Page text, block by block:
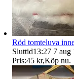
Röd tomteluva
Sluttid13:27 7 aug
Pris:45 kr,Köp nu.